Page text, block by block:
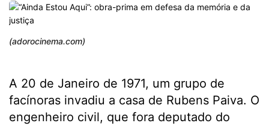
(adorocinema.com)
A 20 de Janeiro de 1971, um grupo de
facínoras invadiu a casa de Rubens Paiva. O
engenheiro civil, que fora deputado do